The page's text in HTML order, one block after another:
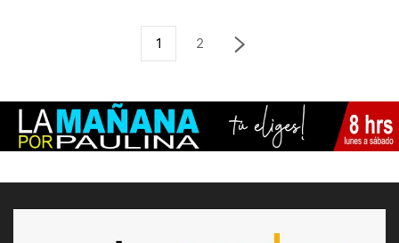
1 2